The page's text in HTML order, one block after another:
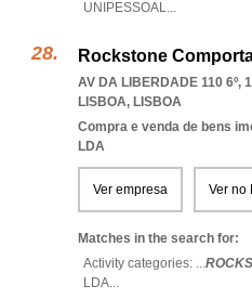
UNIPESSOAL...
Rockstone
AV DA LIBERDADE 110 6º,
LISBOA, LISBOA
Compra e venda de bens
LDA
Ver empresa Ver no
Matches in the search for:
Activity categories: ...
LDA...